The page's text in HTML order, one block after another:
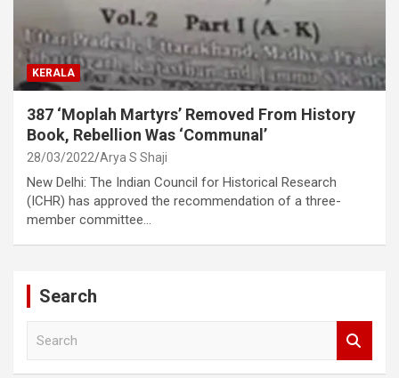
KERALA
387 ‘Moplah Martyrs’ Removed From History
Book, Rebellion Was ‘Communal’
28/03/2022 Arya S Shaji
New Delhi: The Indian Council for Historical Research
(ICHR) has approved the recommendation of a three-
member committee…
Search